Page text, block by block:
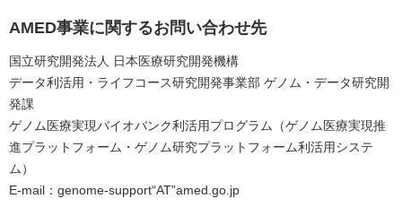
AMED事業に関するお問い合わせ先
国立研究開発法人 日本医療研究開発機構
データ利活用・ライフコース研究開発事業部 ゲノム・データ研究開
発課
ゲノム医療実現バイオバンク利活用プログラム（ゲノム医療実現推
進プラットフォーム・ゲノム研究プラットフォーム利活用システ
ム）
E-mail：genome-support“AT”amed.go.jp